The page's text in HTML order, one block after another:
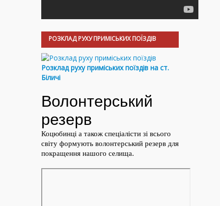
РОЗКЛАД РУХУ ПРИМІСЬКИХ ПОЇЗДІВ
Розклад руху приміських поїздів на ст.
Біличі